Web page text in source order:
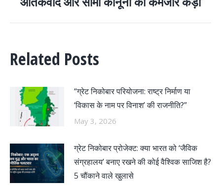
Related Posts
“ग्रेट निकोबार परियोजना: राष्ट्र निर्माण या
‘विकास के नाम पर विनाश’ की राजनीति?”
May 3, 2026
ग्रेट निकोबार प्रोजेक्ट: क्या भारत को ‘जैविक
संग्रहालय’ बनाए रखने की कोई वैश्विक साजिश है?
5 चौंकाने वाले खुलासे